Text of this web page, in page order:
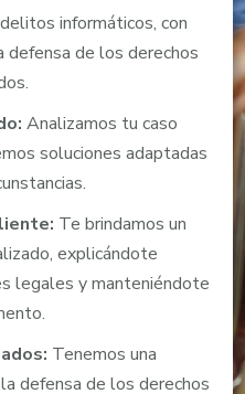
informáticos, con
defensa de los derechos
Analizamos tu caso
soluciones adaptadas
Te brindamos un
explicándote
legales y manteniéndote
Tenemos una
defensa de los derechos